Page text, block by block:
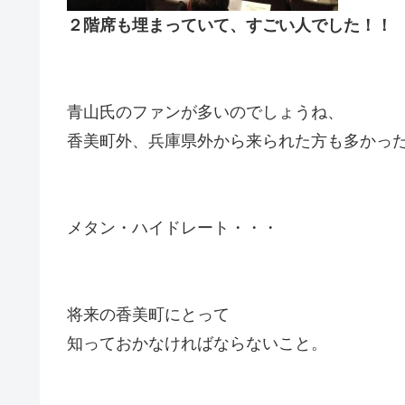
２階席も埋まっていて、すごい人でした！！
青山氏のファンが多いのでしょうね、
香美町外、兵庫県外から来られた方も多かっ
メタン・ハイドレート・・・
将来の香美町にとって
知っておかなければならないこと。